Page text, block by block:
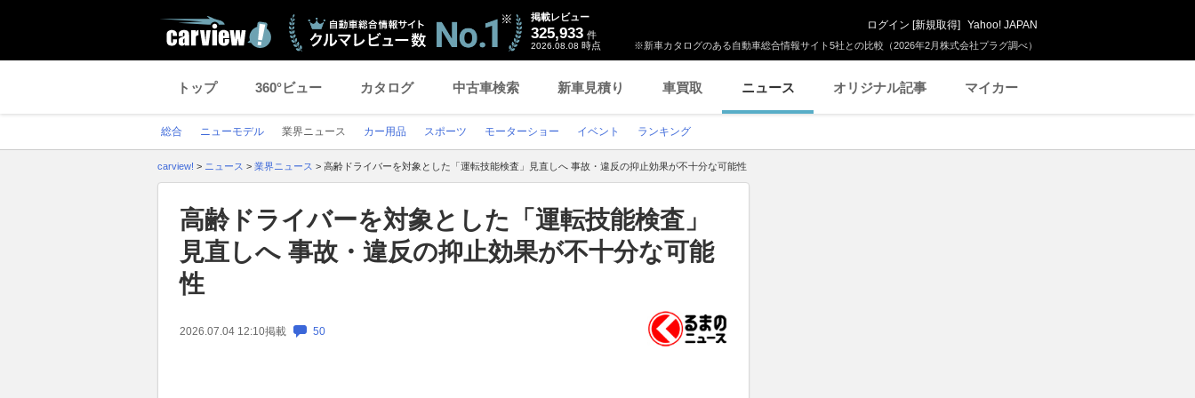
※新車カタログのある自動車総合情報サイト5社との比較（2026年2月株式会社プラグ調べ）
掲載レビュー
325,933 件
2026.08.08 時点
ログイン [新規取得] Yahoo! JAPAN
トップ 360°ビュー カタログ 中古車検索 新車見積り 車買取 ニュース オリジナル記事 マイカー
総合 ニューモデル 業界ニュース カー用品 スポーツ モーターショー イベント ランキング
carview! > ニュース > 業界ニュース > 高齢ドライバーを対象とした「運転技能検査」見直しへ 事故・違反の抑止効果が不十分な可能性
高齢ドライバーを対象とした「運転技能検査」
見直しへ 事故・違反の抑止効果が不十分な可能
性
2026.07.04 12:10掲載 50